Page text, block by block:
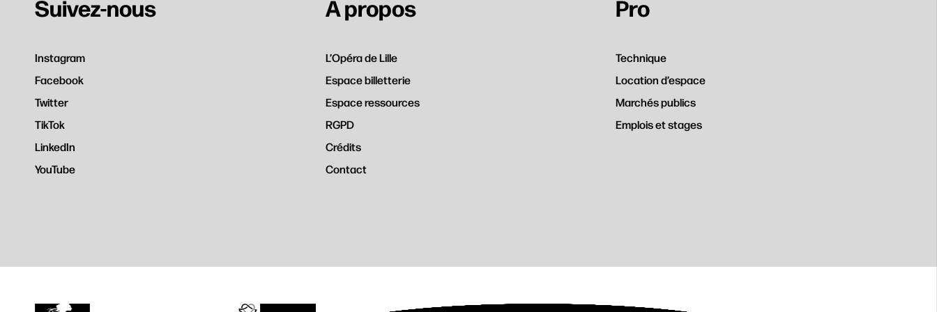
Suivez-nous
Instagram
Facebook
Twitter
TikTok
LinkedIn
YouTube
À propos
L’Opéra de Lille
Espace billetterie
Espace ressources
RGPD
Crédits
Contact
Pro
Technique
Location d’espace
Marchés publics
Emplois et stages